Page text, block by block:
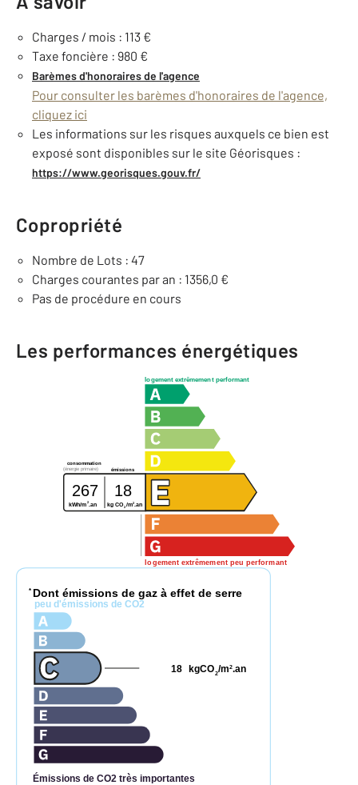
Charges / mois : 113 €
Taxe foncière : 980 €
Barèmes d'honoraires de l'agence
Pour consulter les barèmes d'honoraires de l'agence,
cliquez ici
Les informations sur les risques auxquels ce bien est
exposé sont disponibles sur le site Géorisques :
https://www.georisques.gouv.fr/
Copropriété
Nombre de Lots : 47
Charges courantes par an : 1356,0 €
Pas de procédure en cours
Les performances énergétiques
logement extrêmement performant
logement extrêmement peu performant
consommation
émissions
(énergie primaire)
267 18
kWh/m2.an kg CO2/m2 .an
* Dont émissions de gaz à effet de serre
peu d'émissions de CO2
Émissions de CO2 très importantes
kgCO2/m2.an
18